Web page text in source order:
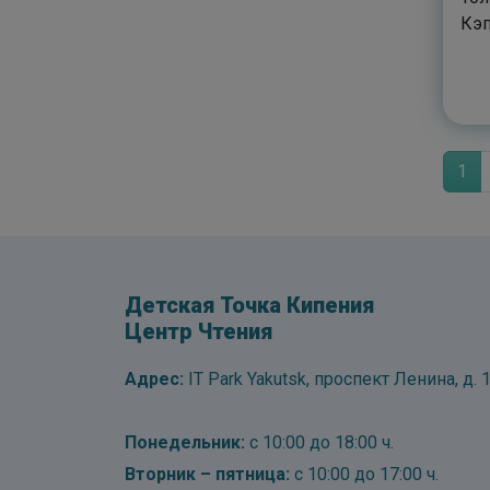
1
Детская Точка Кипения
Центр Чтения
Адрес: IT Park Yakutsk, проспект Ленина, д.
Понедельник: с 10:00 до 18:00 ч.
Вторник – пятница: с 10:00 до 17:00 ч.